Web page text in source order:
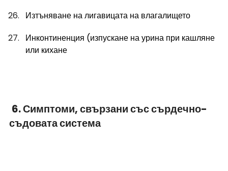
Изтъняване на лигавицата на влагалището
Инконтиненция (изпускане на урина при кашляне
или кихане
6. Симптоми, свързани със сърдечно-
съдовата система